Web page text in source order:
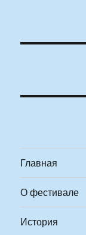
Главная
О фестивале
История